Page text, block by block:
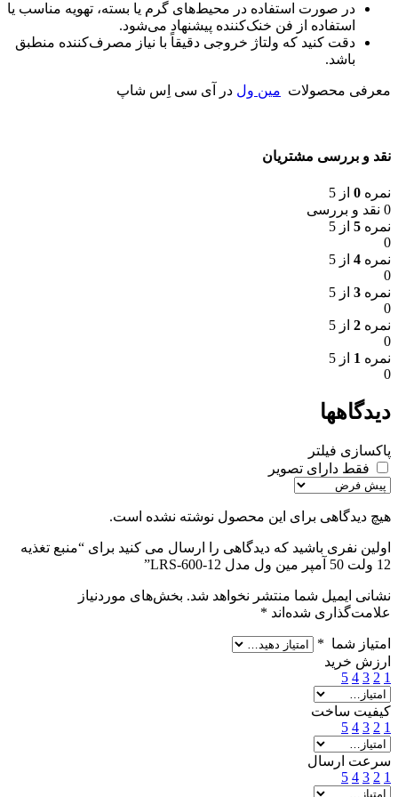
در صورت استفاده در محیط‌های گرم یا بسته، تهویه مناسب یا
استفاده از فن خنک‌کننده پیشنهاد می‌شود.
دقت کنید که ولتاژ خروجی دقیقاً با نیاز مصرف‌کننده منطبق
باشد.
معرفی محصولات مین ول در آی سی اِس شاپ
نقد و بررسی مشتریان
نمره 0 از 5
0 نقد و بررسی
نمره 5 از 5
0
نمره 4 از 5
0
نمره 3 از 5
0
نمره 2 از 5
0
نمره 1 از 5
0
دیدگاهها
پاکسازی فیلتر
فقط دارای تصویر
هیچ دیدگاهی برای این محصول نوشته نشده است.
اولین نفری باشید که دیدگاهی را ارسال می کنید برای “منبع تغذیه
12 ولت 50 آمپر مین ول مدل LRS-600-12”
نشانی ایمیل شما منتشر نخواهد شد. بخش‌های موردنیاز
علامت‌گذاری شده‌اند *
امتیاز شما *
ارزش خرید
1
2
3
4
5
کیفیت ساخت
1
2
3
4
5
سرعت ارسال
1
2
3
4
5